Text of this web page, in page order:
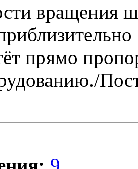
вращения
прямо